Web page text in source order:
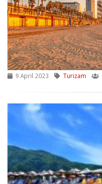
9 April 2023 Turizam